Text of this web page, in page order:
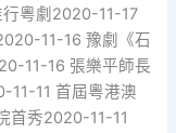
行粵劇2020-11-17
11-16 豫劇《石
11-16 張樂平師長
11-11 首屆粵港澳
首秀2020-11-11